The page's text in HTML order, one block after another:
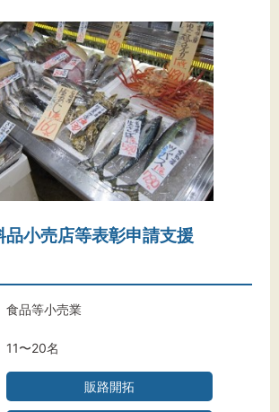
品小売店等表彰申請支援
食品等小売業
11〜20名
販路開拓